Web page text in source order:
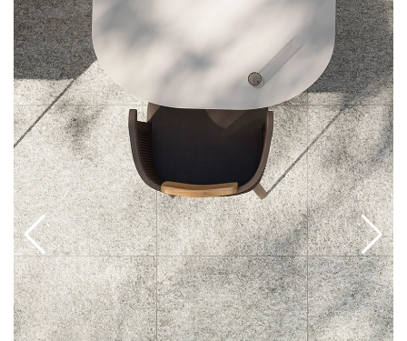
на сайте — бесплатно.